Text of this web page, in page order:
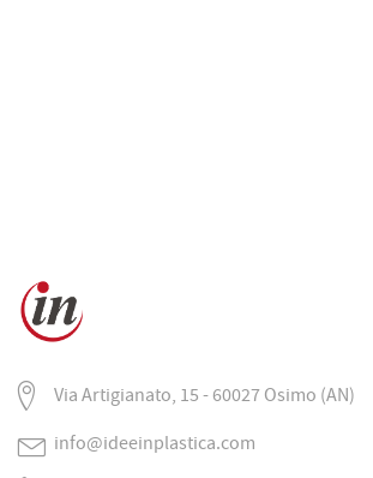
Via Artigianato, 15 - 60027 Osimo (AN)
info@ideeinplastica.com